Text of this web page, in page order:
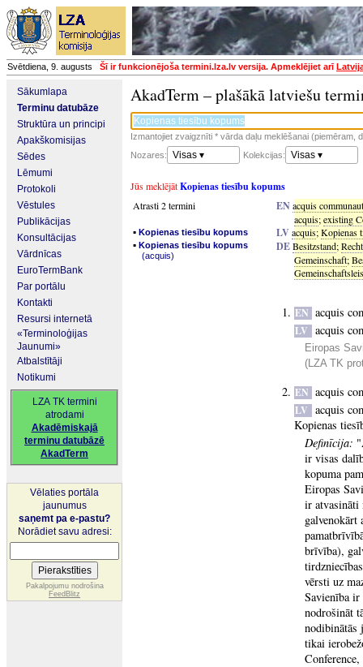
Svētdiena, 9. augusts Šī ir funkcionējoša termini.lza.lv versija. Apmeklējiet arī
Sākumlapa
Terminu datubāze
Struktūra un principi
Apakškomisijas
Sēdes
Lēmumi
Protokoli
Vēstules
Publikācijas
Konsultācijas
Vārdnīcas
EuroTermBank
Par portālu
Kontakti
Resursi internetā
«Terminoloģijas
Jaunumi»
Atbalstītāji
Notikumi
LZA TK termini
atrodami
Akadēmiskajā
terminu datubāzē
AkadTerm
Vēlaties portāla
jaunumus
saņemt pa e-pastu?
Norādiet savu adresi:
Pakalpojumu nodrošina
FeedBlitz
AkadTerm – plašākā latviešu
Izmantojiet zvaigznīti * vārda daļu meklēšanai (piemēram,
Nozares:
Visas ▾ Kolekcijas: Visas ▾
Jūs meklējātKopienas tiesību kopums
Atrasti 2 termini
▪ Kopienas tiesību kopums
▪ Kopienas tiesību kopums
(acquis)
ENacquis
acquis;existing
LVacquis;Kopienas
DEBesitzstand;
Gemeinschaft;
EN acquis
LV acquis
Eiropas
(LZA TK
EN acquis
LV acquis
Kopienas
Definīcija:
ir visas
kopuma
Eiropas
ir atvasināti
galvenokārt
brīvība),
vērsti uz
Savienība ir
nodrošināt
nodibinātās
tikai